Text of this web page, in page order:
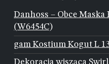
Danhoss – Obce Maska
(W6454C)
gam Kostium Kogut L
Dekoracja wisząca